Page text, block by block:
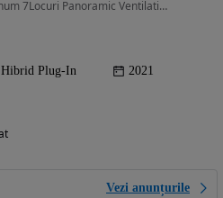
2956 cm3 • 457 CP • PHEV Platinum 7Locuri Panoramic Ventilatie Camere360 Garantie
Hibrid Plug-In 2021
Vezi anunțurile